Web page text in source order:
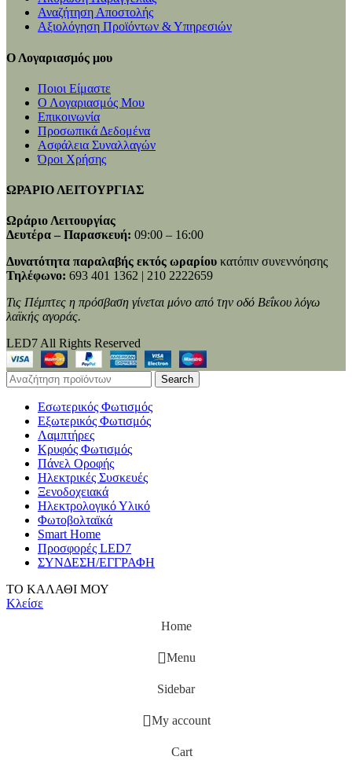
Αναζήτηση Αποστολής
Αξιολόγηση Προϊόντων & Υπηρεσιών
Ο Λογαριασμός μου
Ποιοι Είμαστε
Ο Λογαριασμός Μου
Επικοινωνία
Προσωπικά Δεδομένα
Ασφάλεια Συναλλαγών
Όροι Χρήσης
ΩΡΑΡΙΟ ΛΕΙΤΟΥΡΓΙΑΣ
Ωράριο Λειτουργίας
Δευτέρα – Παρασκευή: 09:00 – 16:00
Δυνατότητα παραλαβής εκτός ωραρίου κατόπιν συνεννόησης
Τηλέφωνο: 693 401 1362 | 210 2222659
Τις Πέμπτες η πρόσβαση γίνεται μόνο από την οδό Βεΐκου λόγω
λαϊκής αγοράς.
LED7 All Rights Reserved
Search
Εσωτερικός Φωτισμός
Εξωτερικός Φωτισμός
Λαμπτήρες
Κρυφός Φωτισμός
Πάνελ Οροφής
Ηλεκτρικές Συσκευές
Ξενοδοχειακά
Ηλεκτρολογικό Υλικό
Φωτοβολταϊκά
Smart Home
Προσφορές LED7
ΣΥΝΔΕΣΗ/ΕΓΓΡΑΦΗ
ΤΟ ΚΑΛΑΘΙ ΜΟΥ
Κλείσε
Home
Menu
Sidebar
My account
Cart